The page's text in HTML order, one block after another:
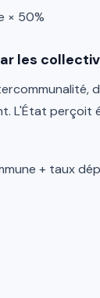
× 50%
les
L'État perçoit
+ taux